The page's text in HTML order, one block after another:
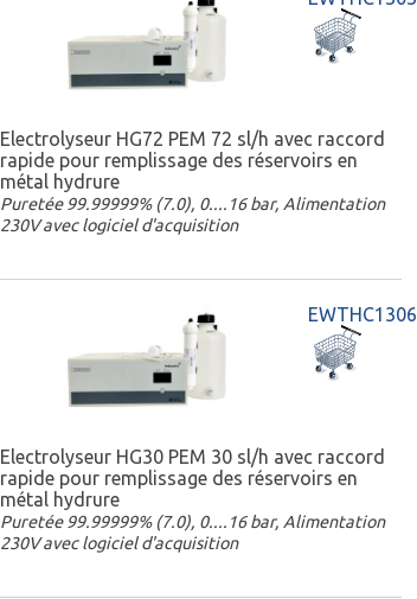
Electrolyseur HG72 PEM 72 sl/h avec raccord
rapide pour remplissage des réservoirs en
métal hydrure
Puretée 99.99999% (7.0), 0....16 bar, Alimentation
230V avec logiciel d'acquisition
EWTHC1306
Electrolyseur HG30 PEM 30 sl/h avec raccord
rapide pour remplissage des réservoirs en
métal hydrure
Puretée 99.99999% (7.0), 0....16 bar, Alimentation
230V avec logiciel d'acquisition